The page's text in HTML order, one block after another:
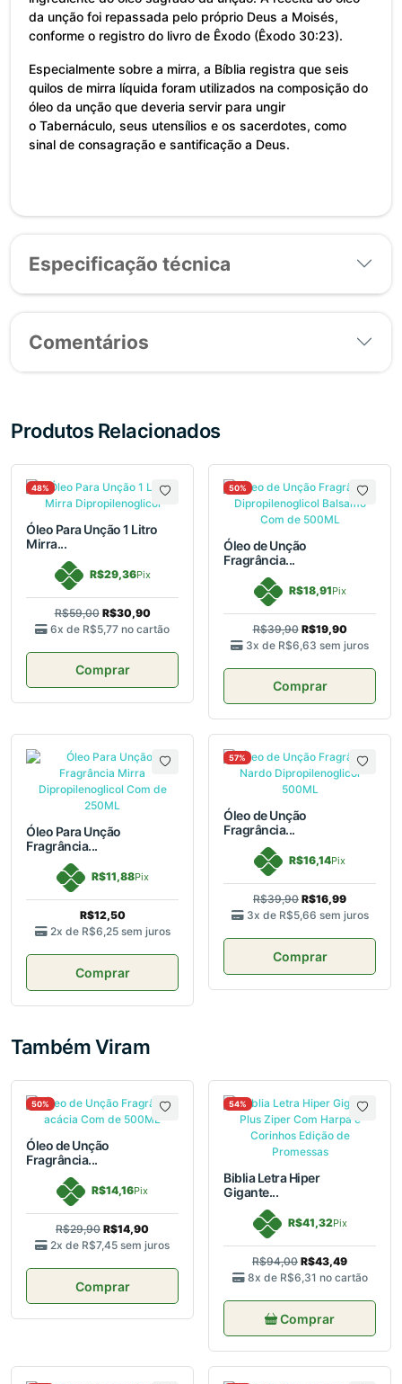
da unção foi repassada pelo próprio Deus a Moisés,
conforme o registro do livro de Êxodo (Êxodo 30:23).
Especialmente sobre a mirra, a Bíblia registra que seis
quilos de mirra líquida foram utilizados na composição do
óleo da unção que deveria servir para ungir
o Tabernáculo, seus utensílios e os sacerdotes, como
sinal de consagração e santificação a Deus.
Especificação técnica
Comentários
Produtos Relacionados
48%
Óleo Para Unção 1 Litro
Mirra...
R$29,36Pix
R$59,00 R$30,90
6x de R$5,77 no cartão
Comprar
50%
Óleo de Unção
Fragrância...
R$18,91Pix
R$39,90 R$19,90
3x de R$6,63 sem juros
Comprar
Óleo Para Unção
Fragrância...
R$11,88Pix
R$12,50
2x de R$6,25 sem juros
Comprar
57%
Óleo de Unção
Fragrância...
R$16,14Pix
R$39,90 R$16,99
3x de R$5,66 sem juros
Comprar
Também Viram
50%
Óleo de Unção
Fragrância...
R$14,16Pix
R$29,90 R$14,90
2x de R$7,45 sem juros
Comprar
54%
Biblia Letra Hiper
Gigante...
R$41,32Pix
R$94,00 R$43,49
8x de R$6,31 no cartão
Comprar